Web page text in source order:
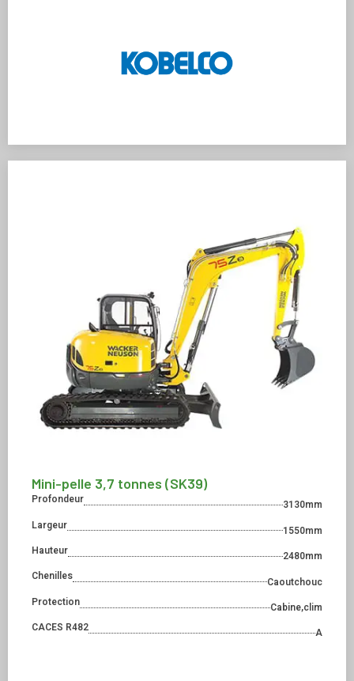
Mini-pelle 3,7 tonnes (SK39)
Profondeur
3130mm
Largeur
1550mm
Hauteur
2480mm
Chenilles
Caoutchouc
Protection
Cabine,clim
CACES R482
A